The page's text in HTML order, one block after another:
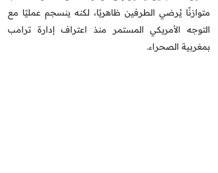
متوازنًا يُرضي الطرفين ظاهريًا، لكنه ينسجم عمليًا مع
التوجه الأمريكي المستمر منذ اعتراف إدارة ترامب
بمغربية الصحراء.